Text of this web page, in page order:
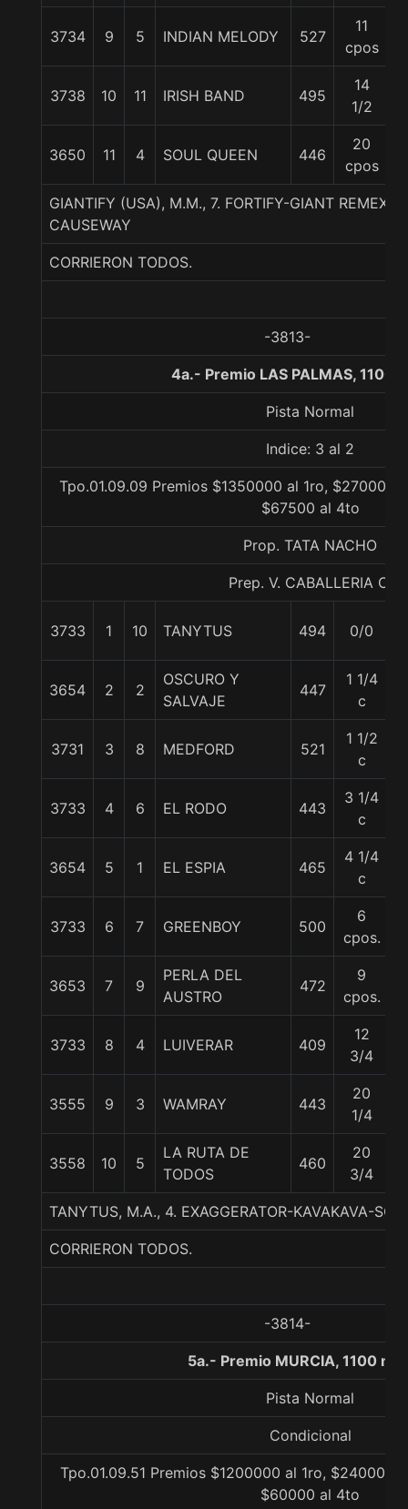
3734 9 5 INDIAN MELODY 527
11
cpos
3738 10 11 IRISH BAND 495
14
1/2
3650 11 4 SOUL QUEEN 446
20
cpos
GIANTIFY (USA), M.M., 7. FORTIFY-GIANT REMEX
CAUSEWAY
CORRIERON TODOS.
-3813-
4a.- Premio LAS PALMAS, 1100
Pista Normal
Indice: 3 al 2
Tpo.01.09.09 Premios $1350000 al 1ro, $270000
$67500 al 4to
Prop. TATA NACHO
Prep. V. CABALLERIA C.
3733 1 10 TANYTUS 494 0/0
3654 2 2
OSCURO Y
SALVAJE
447
1 1/4
c
3731 3 8 MEDFORD 521
1 1/2
c
3733 4 6 EL RODO 443
3 1/4
c
3654 5 1 EL ESPIA 465
4 1/4
c
3733 6 7 GREENBOY 500
6
cpos.
3653 7 9
PERLA DEL
AUSTRO
472
9
cpos.
3733 8 4 LUIVERAR 409
12
3/4
3555 9 3 WAMRAY 443
20
1/4
3558 10 5
LA RUTA DE
TODOS
460
20
3/4
TANYTUS, M.A., 4. EXAGGERATOR-KAVAKAVA-
CORRIERON TODOS.
-3814-
5a.- Premio MURCIA, 1100
Pista Normal
Condicional
Tpo.01.09.51 Premios $1200000 al 1ro, $240000
$60000 al 4to